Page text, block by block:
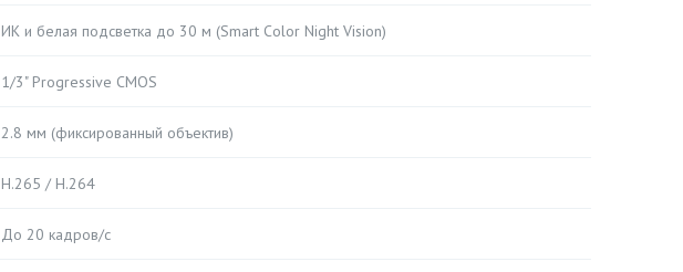
ИК и белая подсветка до 30 м (Smart Color Night Vision)
1/3" Progressive CMOS
2.8 мм (фиксированный объектив)
H.265 / H.264
До 20 кадров/с